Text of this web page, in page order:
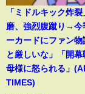
「ミドルキック炸
磨、強烈腹蹴り→今
ーカードにファン物
と厳しいな」「開幕
母様に怒られる」
TIMES)